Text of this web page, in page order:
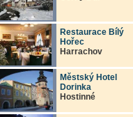
Restaurace Bílý
Hořec
Harrachov
Městský Hotel
Dorinka
Hostinné